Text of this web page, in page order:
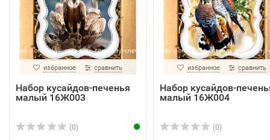
избранное сравнить
Набор кусайдов-печенья
малый 16Ж003
(0)
избранное сравнить
Набор кусайдов-
малый 16Ж004
(0)